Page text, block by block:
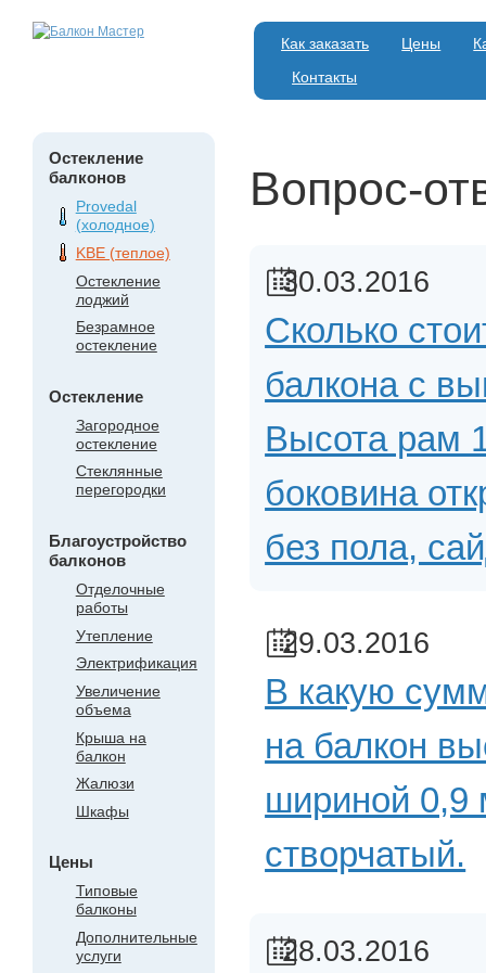
Как заказать Цены
Контакты
Остекление
балконов
Provedal
(холодное)
KBE (теплое)
Остекление
лоджий
Безрамное
остекление
Остекление
Загородное
остекление
Стеклянные
перегородки
Благоустройство
балконов
Отделочные
работы
Утепление
Электрификация
Увеличение
объема
Крыша на
балкон
Жалюзи
Шкафы
Цены
Типовые
балконы
Дополнительные
услуги
Вопрос-
30.03.2016
Сколько
балкона с
Высота рам
боковина
без пола,
29.03.2016
В какую
на балкон
шириной 0,9
створчатый.
28.03.2016